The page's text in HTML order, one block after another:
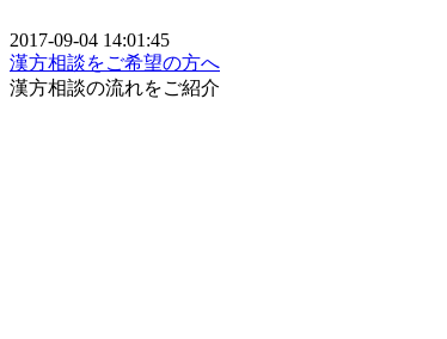
2017-09-04 14:01:45
漢方相談をご希望の方へ
漢方相談の流れをご紹介